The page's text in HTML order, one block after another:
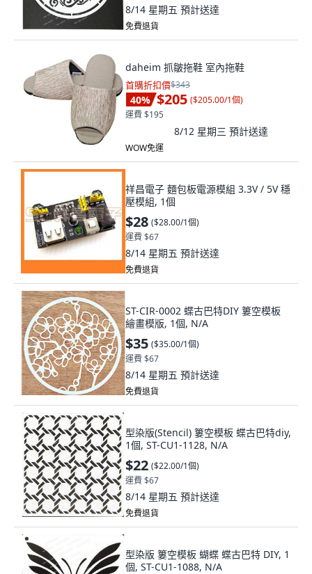
8/14 星期五 預計送達
免費退貨
daheim 抓皺拖鞋 室內拖鞋
首購折扣價$343
40% $205 ($205.00/1個)
運費 $195
8/12 星期三 預計送達
WOW免運
祥昌電子 麵包板電源模組 3.3V / 5V 穩
壓模組, 1個
$28 ($28.00/1個)
運費 $67
8/14 星期五 預計送達
免費退貨
ST-CIR-0002 蝶古巴特DIY 簍空模板
繪畫模版, 1個, N/A
$35 ($35.00/1個)
運費 $67
8/14 星期五 預計送達
免費退貨
型染版(Stencil) 簍空模板 蝶古巴特diy,
1個, ST-CU1-1128, N/A
$22 ($22.00/1個)
運費 $67
8/14 星期五 預計送達
免費退貨
型染版 簍空模板 蝴蝶 蝶古巴特 DIY, 1
個, ST-CU1-1088, N/A